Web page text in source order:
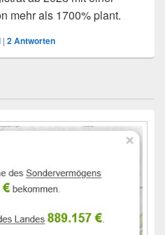
mehr als 1700% plant.
| 2Antworten